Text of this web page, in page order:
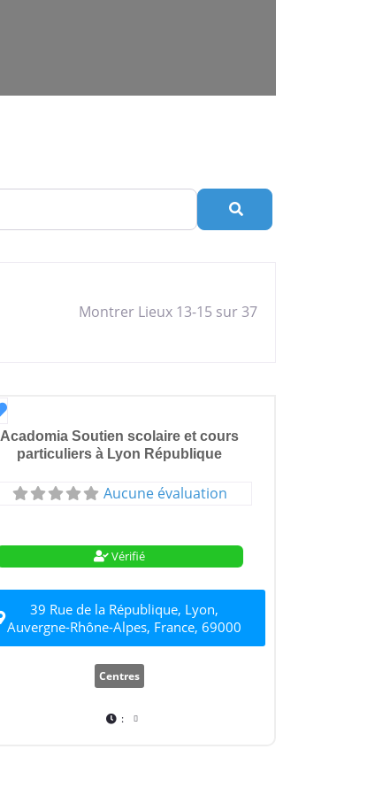
Rechercher
Montrer Lieux 13-15 sur 37
Favori
Acadomia Soutien scolaire et cours
particuliers à Lyon République
Aucune évaluation
Vérifié
39 Rue de la République, Lyon,
Auvergne-Rhône-Alpes, France, 69000
Centres
: